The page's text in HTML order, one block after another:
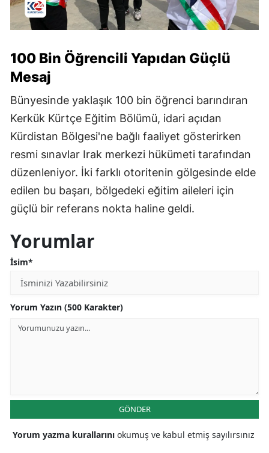
100 Bin Öğrencili Yapıdan Güçlü
Mesaj
Bünyesinde yaklaşık 100 bin öğrenci barındıran
Kerkük Kürtçe Eğitim Bölümü, idari açıdan
Kürdistan Bölgesi'ne bağlı faaliyet gösterirken
resmi sınavlar Irak merkezi hükümeti tarafından
düzenleniyor. İki farklı otoritenin gölgesinde elde
edilen bu başarı, bölgedeki eğitim aileleri için
güçlü bir referans nokta haline geldi.
Yorumlar
İsim*
Yorum Yazın (500 Karakter)
GÖNDER
Yorum yazma kurallarını okumuş ve kabul etmiş sayılırsınız